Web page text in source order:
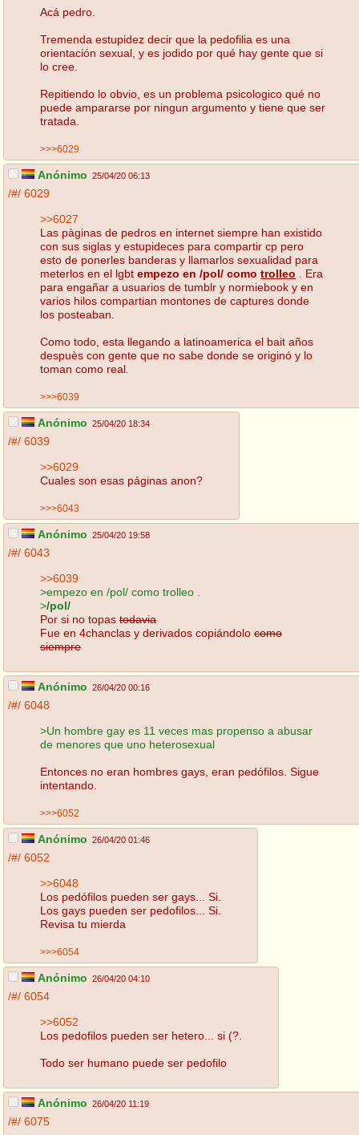
Acá pedro.
Tremenda estupidez decir que la pedofilia es una
orientación sexual, y es jodido por qué hay gente que si
lo cree.
Repitiendo lo obvio, es un problema psicologico qué no
puede ampararse por ningun argumento y tiene que ser
tratada.
>>>6029
Anónimo 25/04/20 06:13
/#/ 6029
>>6027
Las pàginas de pedros en internet siempre han existido
con sus siglas y estupideces para compartir cp pero
esto de ponerles banderas y llamarlos sexualidad para
meterlos en el lgbt empezo en /pol/ como trolleo . Era
para engañar a usuarios de tumblr y normiebook y en
varios hilos compartian montones de captures donde
los posteaban.
Como todo, esta llegando a latinoamerica el bait años
despuès con gente que no sabe donde se originó y lo
toman como real.
>>>6039
Anónimo 25/04/20 18:34
/#/ 6039
>>6029
Cuales son esas páginas anon?
>>>6043
Anónimo 25/04/20 19:58
/#/ 6043
>>6039
>empezo en /pol/ como trolleo .
>/pol/
Por si no topas todavia
Fue en 4chanclas y derivados copiándolo como
siempre
Anónimo 26/04/20 00:16
/#/ 6048
>Un hombre gay es 11 veces mas propenso a abusar
de menores que uno heterosexual
Entonces no eran hombres gays, eran pedófilos. Sigue
intentando.
>>>6052
Anónimo 26/04/20 01:46
/#/ 6052
>>6048
Los pedófilos pueden ser gays... Si.
Los gays pueden ser pedofilos... Si.
Revisa tu mierda
>>>6054
Anónimo 26/04/20 04:10
/#/ 6054
>>6052
Los pedofilos pueden ser hetero... si (?.
Todo ser humano puede ser pedofilo
Anónimo 26/04/20 11:19
/#/ 6075